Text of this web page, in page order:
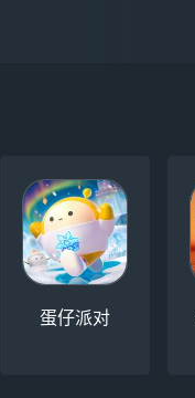
蛋仔派对